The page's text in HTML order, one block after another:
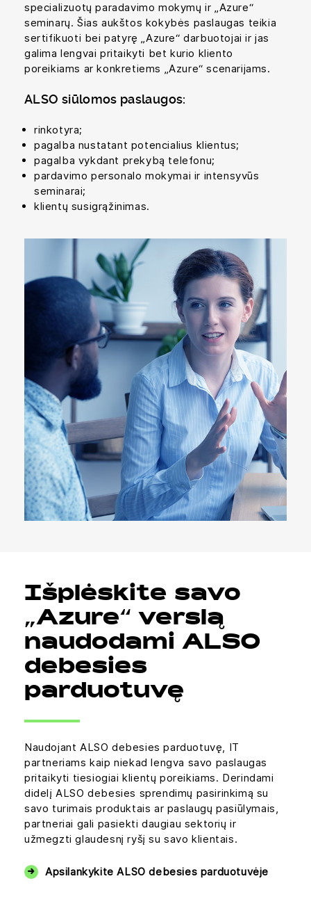
specializuotų paradavimo mokymų ir „Azure“
seminarų. Šias aukštos kokybės paslaugas teikia
sertifikuoti bei patyrę „Azure“ darbuotojai ir jas
galima lengvai pritaikyti bet kurio kliento
poreikiams ar konkretiems „Azure“ scenarijams.
ALSO siūlomos paslaugos:
rinkotyra;
pagalba nustatant potencialius klientus;
pagalba vykdant prekybą telefonu;
pardavimo personalo mokymai ir intensyvūs
seminarai;
klientų susigrąžinimas.
Išplėskite savo
„Azure“ verslą
naudodami ALSO
debesies
parduotuvę
Naudojant ALSO debesies parduotuvę, IT
partneriams kaip niekad lengva savo paslaugas
pritaikyti tiesiogiai klientų poreikiams. Derindami
didelį ALSO debesies sprendimų pasirinkimą su
savo turimais produktais ar paslaugų pasiūlymais,
partneriai gali pasiekti daugiau sektorių ir
užmegzti glaudesnį ryšį su savo klientais.
Apsilankykite ALSO debesies parduotuvėje